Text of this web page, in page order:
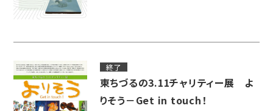
終了
東ちづるの3.11チャリティー展 よ
りそう－Get in touch！